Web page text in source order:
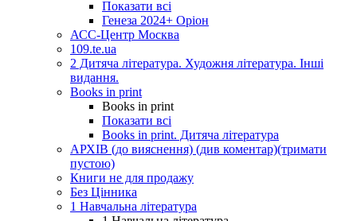
Показати всі
Генеза 2024+ Оріон
АСС-Центр Москва
109.te.ua
2 Дитяча література. Художня література. Інші
видання.
Books in print
Books in print
Показати всі
Books in print. Дитяча література
АРХІВ (до вияснення) (див коментар)(тримати
пустою)
Книги не для продажу
Без Цінника
1 Навчальна література